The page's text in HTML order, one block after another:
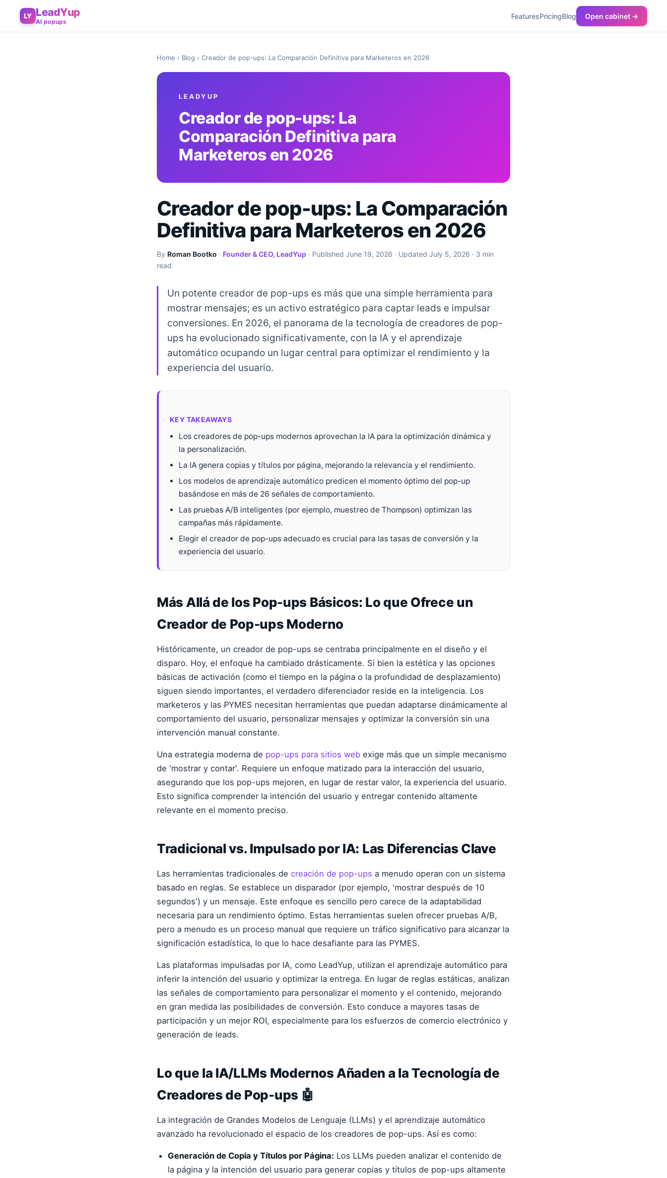
LY LeadYup
AI popups
FeaturesPricingBlog Open cabinet →
Home › Blog › Creador de pop-ups: La Comparación Definitiva para Marketeros en 2026
LEADYUP
Creador de pop-ups: La
Comparación Definitiva para
Marketeros en 2026
Creador de pop-ups: La Comparación
Definitiva para Marketeros en 2026
By Roman Bootko · Founder & CEO, LeadYup · Published June 19, 2026 · Updated July 5, 2026 · 3 min
read
Un potente creador de pop-ups es más que una simple herramienta para
mostrar mensajes; es un activo estratégico para captar leads e impulsar
conversiones. En 2026, el panorama de la tecnología de creadores de pop-
ups ha evolucionado significativamente, con la IA y el aprendizaje
automático ocupando un lugar central para optimizar el rendimiento y la
experiencia del usuario.
KEY TAKEAWAYS
Los creadores de pop-ups modernos aprovechan la IA para la optimización dinámica y
la personalización.
La IA genera copias y títulos por página, mejorando la relevancia y el rendimiento.
Los modelos de aprendizaje automático predicen el momento óptimo del pop-up
basándose en más de 26 señales de comportamiento.
Las pruebas A/B inteligentes (por ejemplo, muestreo de Thompson) optimizan las
campañas más rápidamente.
Elegir el creador de pop-ups adecuado es crucial para las tasas de conversión y la
experiencia del usuario.
Más Allá de los Pop-ups Básicos: Lo que Ofrece un
Creador de Pop-ups Moderno
Históricamente, un creador de pop-ups se centraba principalmente en el diseño y el
disparo. Hoy, el enfoque ha cambiado drásticamente. Si bien la estética y las opciones
básicas de activación (como el tiempo en la página o la profundidad de desplazamiento)
siguen siendo importantes, el verdadero diferenciador reside en la inteligencia. Los
marketeros y las PYMES necesitan herramientas que puedan adaptarse dinámicamente al
comportamiento del usuario, personalizar mensajes y optimizar la conversión sin una
intervención manual constante.
Una estrategia moderna de pop-ups para sitios web exige más que un simple mecanismo
de 'mostrar y contar'. Requiere un enfoque matizado para la interacción del usuario,
asegurando que los pop-ups mejoren, en lugar de restar valor, la experiencia del usuario.
Esto significa comprender la intención del usuario y entregar contenido altamente
relevante en el momento preciso.
Tradicional vs. Impulsado por IA: Las Diferencias Clave
Las herramientas tradicionales de creación de pop-ups a menudo operan con un sistema
basado en reglas. Se establece un disparador (por ejemplo, 'mostrar después de 10
segundos') y un mensaje. Este enfoque es sencillo pero carece de la adaptabilidad
necesaria para un rendimiento óptimo. Estas herramientas suelen ofrecer pruebas A/B,
pero a menudo es un proceso manual que requiere un tráfico significativo para alcanzar la
significación estadística, lo que lo hace desafiante para las PYMES.
Las plataformas impulsadas por IA, como LeadYup, utilizan el aprendizaje automático para
inferir la intención del usuario y optimizar la entrega. En lugar de reglas estáticas, analizan
las señales de comportamiento para personalizar el momento y el contenido, mejorando
en gran medida las posibilidades de conversión. Esto conduce a mayores tasas de
participación y un mejor ROI, especialmente para los esfuerzos de comercio electrónico y
generación de leads.
Lo que la IA/LLMs Modernos Añaden a la Tecnología de
Creadores de Pop-ups 🤖
La integración de Grandes Modelos de Lenguaje (LLMs) y el aprendizaje automático
avanzado ha revolucionado el espacio de los creadores de pop-ups. Así es como:
Generación de Copia y Títulos por Página: Los LLMs pueden analizar el contenido de
la página y la intención del usuario para generar copias y títulos de pop-ups altamente